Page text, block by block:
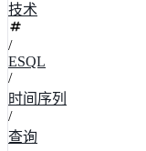
技术
/
ESQL
/
时间序列
/
查询